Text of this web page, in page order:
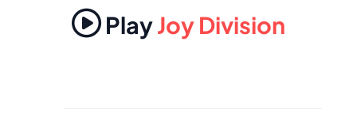
PlayJoy Division